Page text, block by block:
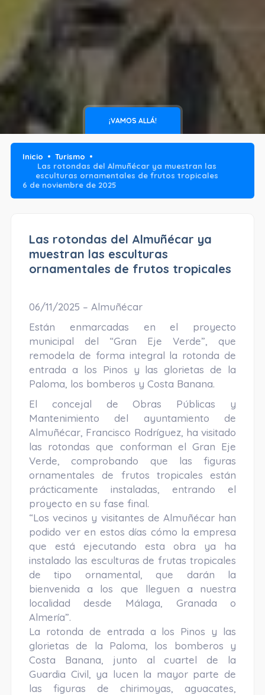
¡VAMOS ALLÁ!
Inicio
Turismo
Las rotondas del Almuñécar ya muestran las
esculturas ornamentales de frutos tropicales
6 de noviembre de 2025
Las rotondas del Almuñécar ya
muestran las esculturas
ornamentales de frutos tropicales
06/11/2025 – Almuñécar
Están enmarcadas en el proyecto
municipal del “Gran Eje Verde”, que
remodela de forma integral la rotonda de
entrada a los Pinos y las glorietas de la
Paloma, los bomberos y Costa Banana.
El concejal de Obras Públicas y
Mantenimiento del ayuntamiento de
Almuñécar, Francisco Rodríguez, ha visitado
las rotondas que conforman el Gran Eje
Verde, comprobando que las figuras
ornamentales de frutos tropicales están
prácticamente instaladas, entrando el
proyecto en su fase final.
“Los vecinos y visitantes de Almuñécar han
podido ver en estos días cómo la empresa
que está ejecutando esta obra ya ha
instalado las esculturas de frutas tropicales
de tipo ornamental, que darán la
bienvenida a los que lleguen a nuestra
localidad desde Málaga, Granada o
Almería”.
La rotonda de entrada a los Pinos y las
glorietas de la Paloma, los bomberos y
Costa Banana, junto al cuartel de la
Guardia Civil, ya lucen la mayor parte de
las figuras de chirimoyas, aguacates,